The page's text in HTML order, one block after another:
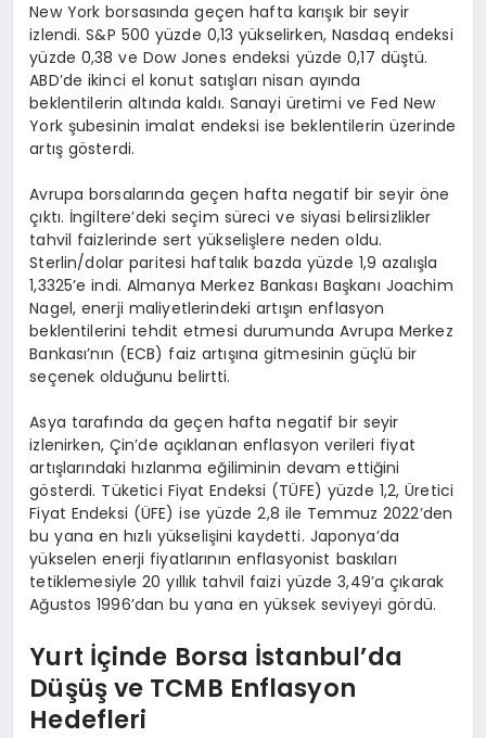
New York borsasında geçen hafta karışık bir seyir
izlendi. S&P 500 yüzde 0,13 yükselirken, Nasdaq endeksi
yüzde 0,38 ve Dow Jones endeksi yüzde 0,17 düştü.
ABD’de ikinci el konut satışları nisan ayında
beklentilerin altında kaldı. Sanayi üretimi ve Fed New
York şubesinin imalat endeksi ise beklentilerin üzerinde
artış gösterdi.
Avrupa borsalarında geçen hafta negatif bir seyir öne
çıktı. İngiltere’deki seçim süreci ve siyasi belirsizlikler
tahvil faizlerinde sert yükselişlere neden oldu.
Sterlin/dolar paritesi haftalık bazda yüzde 1,9 azalışla
1,3325’e indi. Almanya Merkez Bankası Başkanı Joachim
Nagel, enerji maliyetlerindeki artışın enflasyon
beklentilerini tehdit etmesi durumunda Avrupa Merkez
Bankası’nın (ECB) faiz artışına gitmesinin güçlü bir
seçenek olduğunu belirtti.
Asya tarafında da geçen hafta negatif bir seyir
izlenirken, Çin’de açıklanan enflasyon verileri fiyat
artışlarındaki hızlanma eğiliminin devam ettiğini
gösterdi. Tüketici Fiyat Endeksi (TÜFE) yüzde 1,2, Üretici
Fiyat Endeksi (ÜFE) ise yüzde 2,8 ile Temmuz 2022’den
bu yana en hızlı yükselişini kaydetti. Japonya’da
yükselen enerji fiyatlarının enflasyonist baskıları
tetiklemesiyle 20 yıllık tahvil faizi yüzde 3,49’a çıkarak
Ağustos 1996’dan bu yana en yüksek seviyeyi gördü.
Yurt İçinde Borsa İstanbul’da
Düşüş ve TCMB Enflasyon
Hedefleri